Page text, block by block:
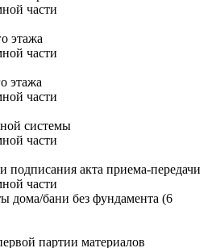
части
этажа
части
этажа
части
системы
части
подписания акта приема-передачи
части
дома/бани без фундамента (6
партии материалов